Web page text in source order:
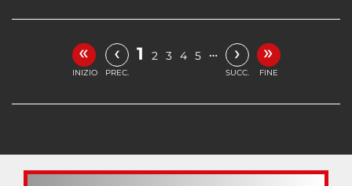
«
INIZIO
‹
PREC.
1 2 3 4 5 … ›
SUCC.
»
FINE